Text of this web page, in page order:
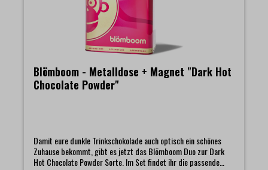
Blömboom - Metalldose + Magnet "Dark Hot
Chocolate Powder"
Damit eure dunkle Trinkschokolade auch optisch ein schönes
Zuhause bekommt, gibt es jetzt das Blömboom Duo zur Dark
Hot Chocolate Powder Sorte. Im Set findet ihr die passende